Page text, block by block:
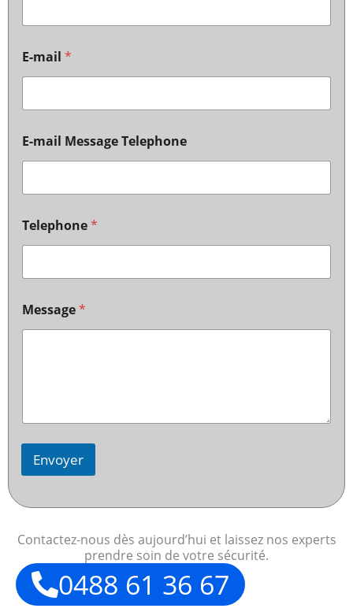
E-mail *
E-mail Message Telephone
Telephone*
Message*
Envoyer
Contactez-nous dès aujourd’hui et laissez nos experts
prendre soin de votre sécurité.
0488 61 36 67